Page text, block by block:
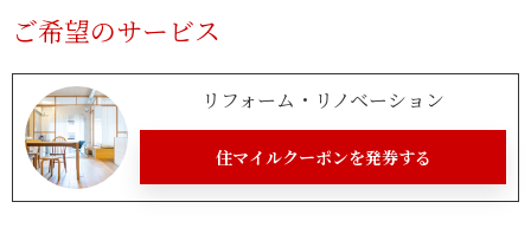
ご希望のサービス
リフォーム・リノベーション
住マイルクーポンを発券する